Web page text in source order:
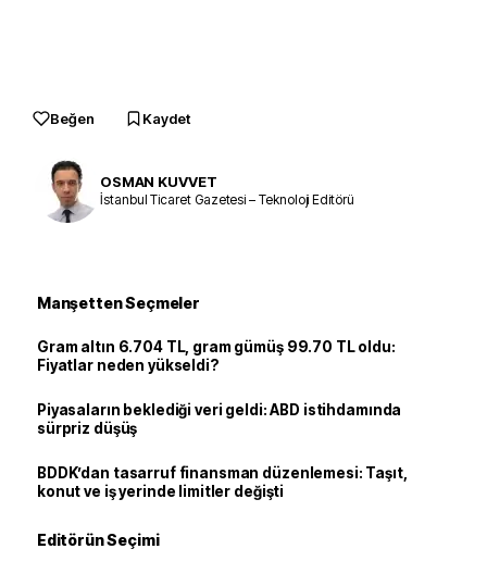
Beğen Kaydet
OSMAN KUVVET
İstanbul Ticaret Gazetesi – Teknoloji Editörü
Manşetten Seçmeler
Gram altın 6.704 TL, gram gümüş 99.70 TL oldu:
Fiyatlar neden yükseldi?
Piyasaların beklediği veri geldi: ABD istihdamında
sürpriz düşüş
BDDK’dan tasarruf finansman düzenlemesi: Taşıt,
konut ve iş yerinde limitler değişti
Editörün Seçimi